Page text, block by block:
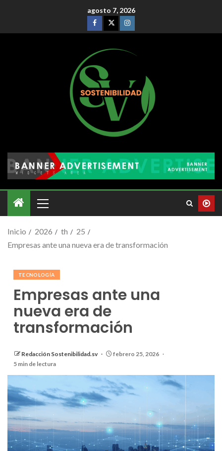
agosto 7, 2026
Inicio 2026 th
25
Empresas ante una nueva era de transformación
TECNOLOGÍA
Empresas ante una
nueva era de
transformación
Redacción Sostenibilidad.sv
febrero 25, 2026
5 min de lectura